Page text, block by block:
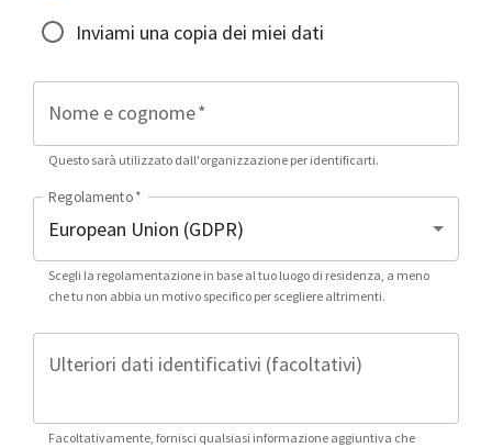
Inviami una copia dei miei dati
Nome e cognome*
Questo sarà utilizzato dall'organizzazione per identificarti.
Regolamento*
Scegli la regolamentazione in base al tuo luogo di residenza, a meno
che tu non abbia un motivo specifico per scegliere altrimenti.
Ulteriori dati identificativi (facoltativi)
Facoltativamente, fornisci qualsiasi informazione aggiuntiva che